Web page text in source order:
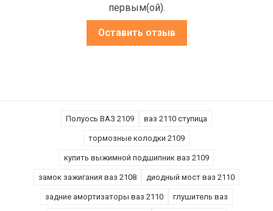
первым(ой).
Оставить отзыв
Полуось ВАЗ 2109 ваз 2110 ступица
тормозные колодки 2109
купить выжимной подшипник ваз 2109
замок зажигания ваз 2108 диодный мост ваз 2110
задние амортизаторы ваз 2110 глушитель ваз